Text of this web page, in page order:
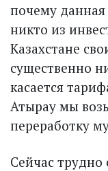
почему данная
никто из
Казахстане
существенно
касается
Атырау мы
переработку
Сейчас трудно